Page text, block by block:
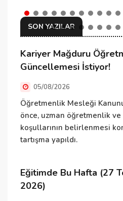
SON YAZILAR
Kariyer Mağduru
Güncellemesi İstiyor!
05/08/2026
Öğretmenlik Mesleği
önce, uzman öğretmenlik
koşullarının belirlenmesi
tartışma yapıldı.
Eğitimde Bu Hafta (27
2026)